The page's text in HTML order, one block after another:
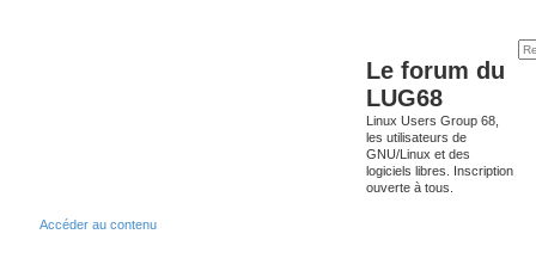
Le forum du
LUG68
Linux Users Group 68,
les utilisateurs de
GNU/Linux et des
logiciels libres. Inscription
ouverte à tous.
Accéder au contenu